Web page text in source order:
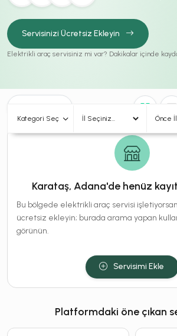
Servisinizi Ücretsiz Ekleyin
Elektrikli araç servisiniz mi var? Dakikalar içinde
Kategori Seç
Karataş, Adana'de henüz
Bu bölgede elektrikli araç servisi
ücretsiz ekleyin; burada arama yapan
görünün.
Servisimi Ekle
Platformdaki öne çıkan